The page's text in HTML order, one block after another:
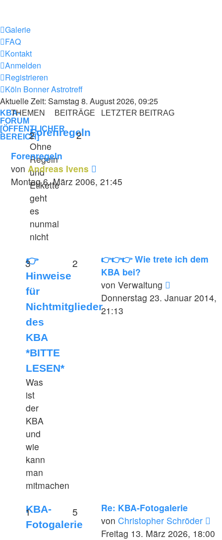
Galerie
FAQ
Kontakt
Anmelden
Registrieren
Köln Bonner Astrotreff
Aktuelle Zeit: Samstag 8. August 2026, 09:25
KBA-
FORUM
[ÖFFENTLICHER
BEREICH]
THEMEN BEITRÄGE LETZTER BEITRAG
Forenregeln
Ohne
Regeln
und
Etikette
geht
es
nunmal
nicht
2 2
Forenregeln
von Andreas Ivens
Beitrag
Montag 6. März 2006, 21:45
👉
Hinweise
für
Nichtmitglieder
des
KBA
*BITTE
LESEN*
Was
ist
der
KBA
und
wie
kann
man
mitmachen
3 2
👉👉👉 Wie trete ich dem
KBA bei?
von Verwaltung
Beitrag
Donnerstag 23. Januar 2014,
21:13
KBA-
Fotogalerie
1 5
Re: KBA-Fotogalerie
von Christopher Schröder
Freitag 13. März 2026, 18:00